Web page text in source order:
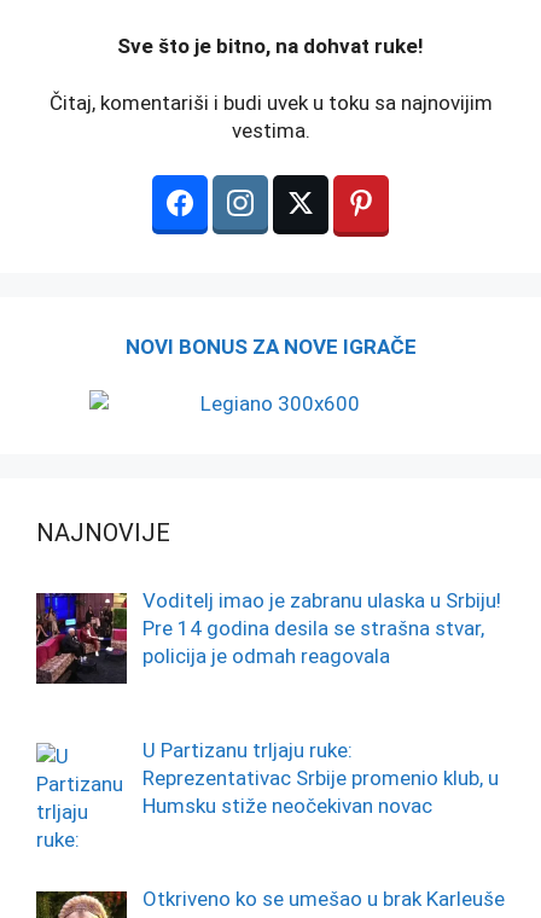
️Sve što je bitno, na dohvat ruke!
Čitaj, komentariši i budi uvek u toku sa najnovijim
vestima.
NOVI BONUS ZA NOVE IGRAČE
NAJNOVIJE
Voditelj imao je zabranu ulaska u Srbiju!
Pre 14 godina desila se strašna stvar,
policija je odmah reagovala
U Partizanu trljaju ruke:
Reprezentativac Srbije promenio klub, u
Humsku stiže neočekivan novac
Otkriveno ko se umešao u brak Karleuše